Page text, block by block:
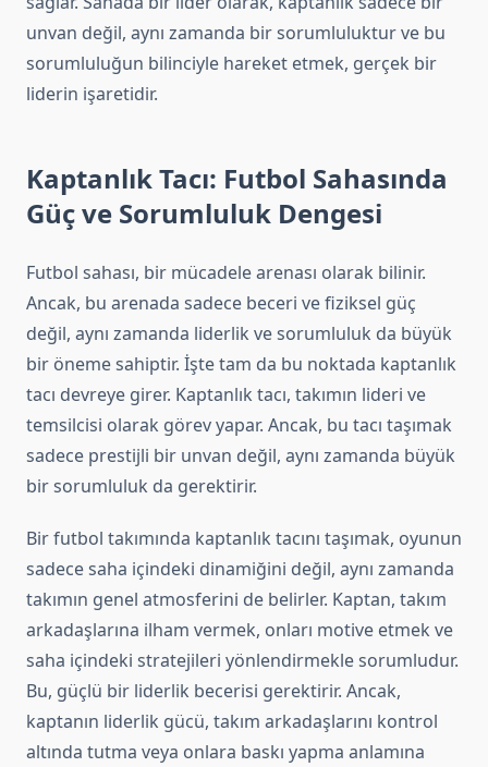
unvan değil, aynı zamanda bir sorumluluktur ve bu
sorumluluğun bilinciyle hareket etmek, gerçek bir
liderin işaretidir.
Kaptanlık Tacı: Futbol Sahasında
Güç ve Sorumluluk Dengesi
Futbol sahası, bir mücadele arenası olarak bilinir.
Ancak, bu arenada sadece beceri ve fiziksel güç
değil, aynı zamanda liderlik ve sorumluluk da büyük
bir öneme sahiptir. İşte tam da bu noktada kaptanlık
tacı devreye girer. Kaptanlık tacı, takımın lideri ve
temsilcisi olarak görev yapar. Ancak, bu tacı taşımak
sadece prestijli bir unvan değil, aynı zamanda büyük
bir sorumluluk da gerektirir.
Bir futbol takımında kaptanlık tacını taşımak, oyunun
sadece saha içindeki dinamiğini değil, aynı zamanda
takımın genel atmosferini de belirler. Kaptan, takım
arkadaşlarına ilham vermek, onları motive etmek ve
saha içindeki stratejileri yönlendirmekle sorumludur.
Bu, güçlü bir liderlik becerisi gerektirir. Ancak,
kaptanın liderlik gücü, takım arkadaşlarını kontrol
altında tutma veya onlara baskı yapma anlamına